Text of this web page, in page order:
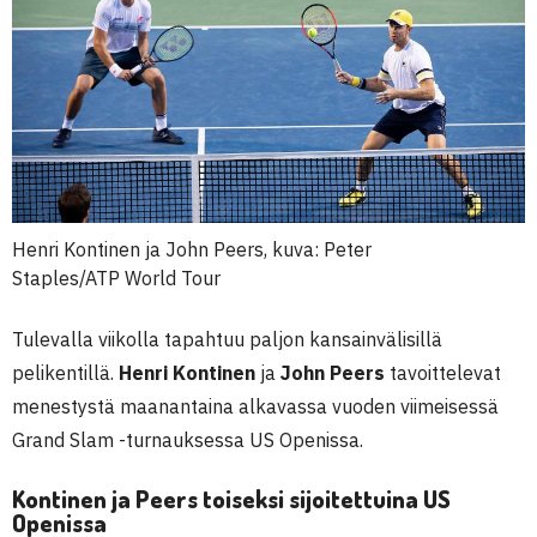
Henri Kontinen ja John Peers, kuva: Peter
Staples/ATP World Tour
Tulevalla viikolla tapahtuu paljon kansainvälisillä
pelikentillä. Henri Kontinen ja John Peers tavoittelevat
menestystä maanantaina alkavassa vuoden viimeisessä
Grand Slam -turnauksessa US Openissa.
Kontinen ja Peers toiseksi sijoitettuina US
Openissa